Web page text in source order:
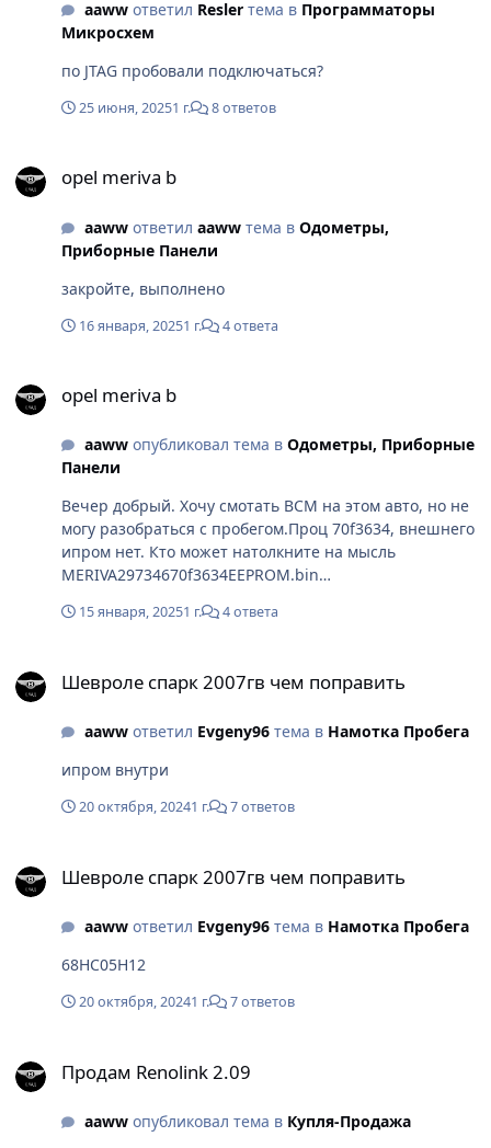
aawwответил Reslerтема в Программаторы
Микросхем
по JTAG пробовали подключаться?
25 июня, 20251 г. 8 ответов
opel meriva b
aawwответил aawwтема в Одометры,
Приборные Панели
закройте, выполнено
16 января, 20251 г. 4 ответа
opel meriva b
aawwопубликовал тема в Одометры, Приборные
Панели
Вечер добрый. Хочу смотать BCM на этом авто, но не
могу разобраться с пробегом.Проц 70f3634, внешнего
ипром нет. Кто может натолкните на мысль
MERIVA29734670f3634EEPROM.bin
15 января, 20251 г. 4 ответа
Шевроле спарк 2007гв чем поправить
aawwответил Evgeny96тема в Намотка Пробега
ипром внутри
20 октября, 20241 г. 7 ответов
Шевроле спарк 2007гв чем поправить
aawwответил Evgeny96тема в Намотка Пробега
68HC05H12
20 октября, 20241 г. 7 ответов
Продам Renolink 2.09
aawwопубликовал тема в Купля-Продажа